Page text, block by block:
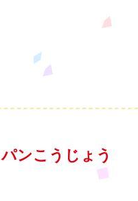
ンこうじょう